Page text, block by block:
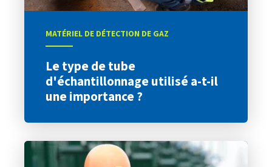
MATÉRIEL DE DÉTECTION DE GAZ
Le type de tube
d'échantillonnage utilisé a-t-il
une importance ?